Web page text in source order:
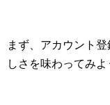
まず、アカウント
しさを味わってみよ